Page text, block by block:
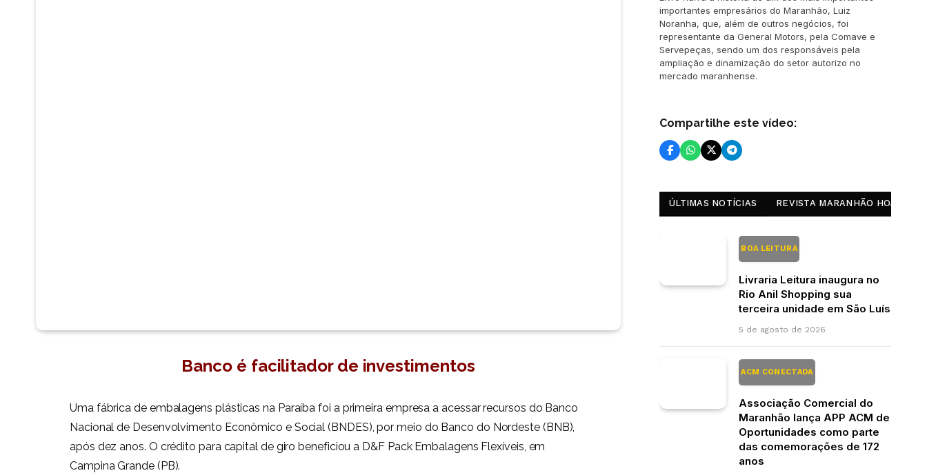
Banco é facilitador de investimentos
Uma fábrica de embalagens plásticas na Paraíba foi a primeira empresa a acessar recursos do Banco
Nacional de Desenvolvimento Econômico e Social (BNDES), por meio do Banco do Nordeste (BNB),
após dez anos. O crédito para capital de giro beneficiou a D&F Pack Embalagens Flexíveis, em
Campina Grande (PB).
importantes empresários do Maranhão, Luiz
Noranha, que, além de outros negócios, foi
representante da General Motors, pela Comave e
Servepeças, sendo um dos responsáveis pela
ampliação e dinamização do setor autorizo no
mercado maranhense.
Compartilhe este vídeo:
ÚLTIMAS NOTÍCIAS REVISTA MARANHÃO HOJE
BOA LEITURA
Livraria Leitura inaugura no
Rio Anil Shopping sua
terceira unidade em São Luís
5 de agosto de 2026
ACM CONECTADA
Associação Comercial do
Maranhão lança APP ACM de
Oportunidades como parte
das comemorações de 172
anos